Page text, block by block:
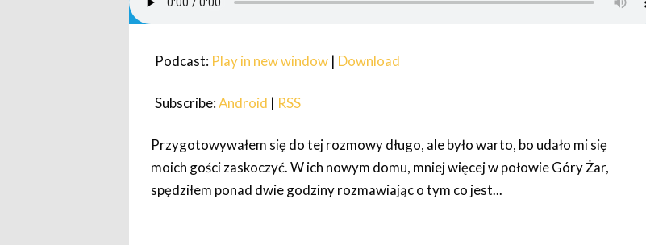
Podcast: Play in new window | Download
Subscribe:Android | RSS
Przygotowywałem się do tej rozmowy długo, ale było warto, bo udało mi się
moich gości zaskoczyć. W ich nowym domu, mniej więcej w połowie Góry Żar,
spędziłem ponad dwie godziny rozmawiając o tym co jest...